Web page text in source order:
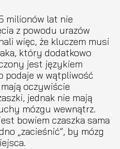
milionów lat nie
z powodu urazów
więc, że kluczem musi
który dodatkowo
jest językiem
podaje w wątpliwość
oczywiście
jednak nie mają
mózgu wewnątrz.
bowiem czaszka sama
„zacieśnić”, by mózg